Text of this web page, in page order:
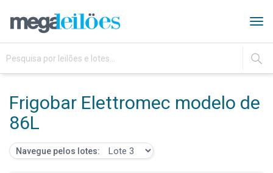
IR
Frigobar Elettromec modelo de
86L
Navegue pelos lotes: